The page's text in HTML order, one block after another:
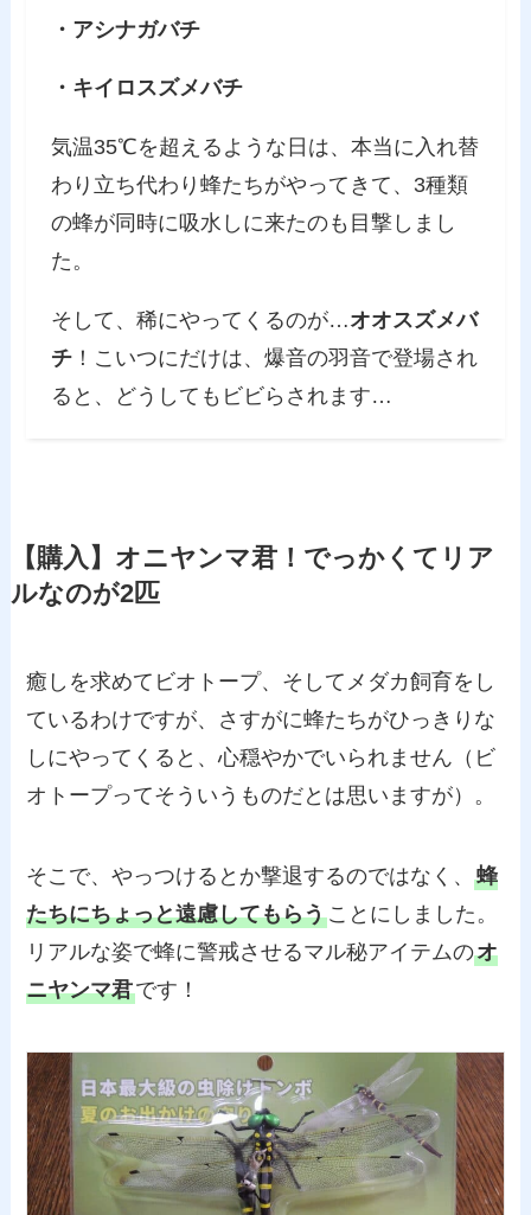
・アシナガバチ
・キイロスズメバチ
気温35℃を超えるような日は、本当に入れ替
わり立ち代わり蜂たちがやってきて、3種類
の蜂が同時に吸水しに来たのも目撃しまし
た。
そして、稀にやってくるのが…オオスズメバ
チ！こいつにだけは、爆音の羽音で登場され
ると、どうしてもビビらされます…
【購入】オニヤンマ君！でっかくてリア
ルなのが2匹
癒しを求めてビオトープ、そしてメダカ飼育をし
ているわけですが、さすがに蜂たちがひっきりな
しにやってくると、心穏やかでいられません（ビ
オトープってそういうものだとは思いますが）。
そこで、やっつけるとか撃退するのではなく、蜂
たちにちょっと遠慮してもらうことにしました。
リアルな姿で蜂に警戒させるマル秘アイテムのオ
ニヤンマ君です！